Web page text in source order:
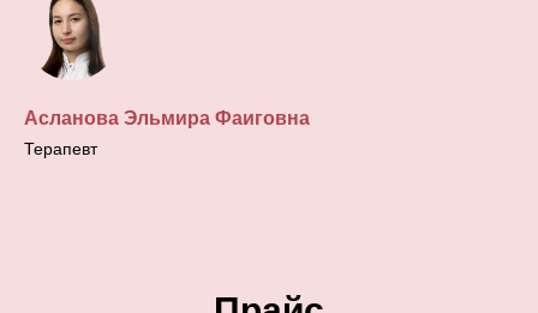
Асланова Эльмира Фаиговна
Терапевт